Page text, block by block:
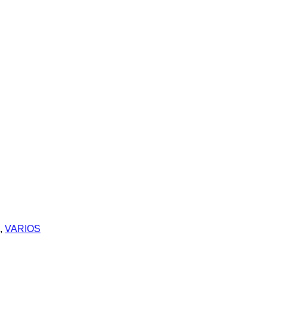
, VARIOS